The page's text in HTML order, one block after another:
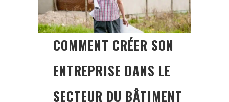
COMMENT CRÉER SON
ENTREPRISE DANS LE
SECTEUR DU BÂTIMENT